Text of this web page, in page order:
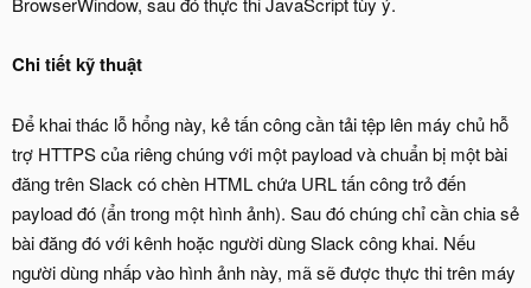
Chi tiết kỹ thuật
Để khai thác lỗ hổng này, kẻ tấn công cần tải tệp lên máy chủ hỗ
trợ HTTPS của riêng chúng với một payload và chuẩn bị một bài
đăng trên Slack có chèn HTML chứa URL tấn công trỏ đến
payload đó (ẩn trong một hình ảnh). Sau đó chúng chỉ cần chia sẻ
bài đăng đó với kênh hoặc người dùng Slack công khai. Nếu
người dùng nhấp vào hình ảnh này, mã sẽ được thực thi trên máy